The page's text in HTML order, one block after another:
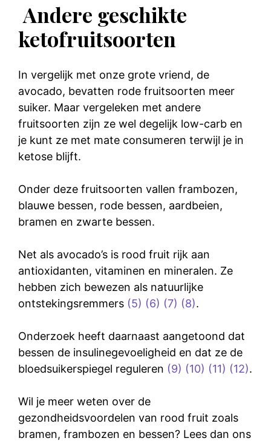
Andere geschikte
ketofruitsoorten
In vergelijk met onze grote vriend, de
avocado, bevatten rode fruitsoorten meer
suiker. Maar vergeleken met andere
fruitsoorten zijn ze wel degelijk low-carb en
je kunt ze met mate consumeren terwijl je in
ketose blijft.
Onder deze fruitsoorten vallen frambozen,
blauwe bessen, rode bessen, aardbeien,
bramen en zwarte bessen.
Net als avocado’s is rood fruit rijk aan
antioxidanten, vitaminen en mineralen. Ze
hebben zich bewezen als natuurlijke
ontstekingsremmers (5) (6) (7) (8).
Onderzoek heeft daarnaast aangetoond dat
bessen de insulinegevoeligheid en dat ze de
bloedsuikerspiegel reguleren (9) (10) (11) (12).
Wil je meer weten over de
gezondheidsvoordelen van rood fruit zoals
bramen, frambozen en bessen? Lees dan ons